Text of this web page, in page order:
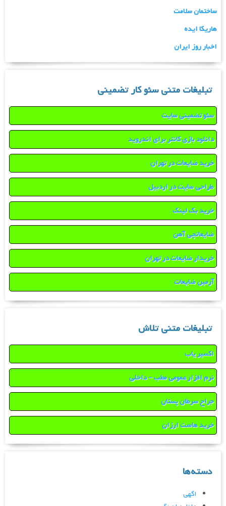
ساختمان سلامت
هاریکا ایده
اخبار روز ایران
تبلیغات متنی سئو کار تضمینی
سئو تضمینی سایت
دانلود بازی کانتر برای اندروید
خرید ضایعات در تهران
طراحی سایت در اردبیل
خرید بک لینک
ضایعاتچی آهن
خریدار ضایعات در تهران
آرمین ضایعات
تبلیغات متنی تلاش
اکسیر یاب
نرم افزار عمومی مطب – داخلی
جراح سرطان پستان
خرید هاست ارزان
دسته‌ها
اگهی